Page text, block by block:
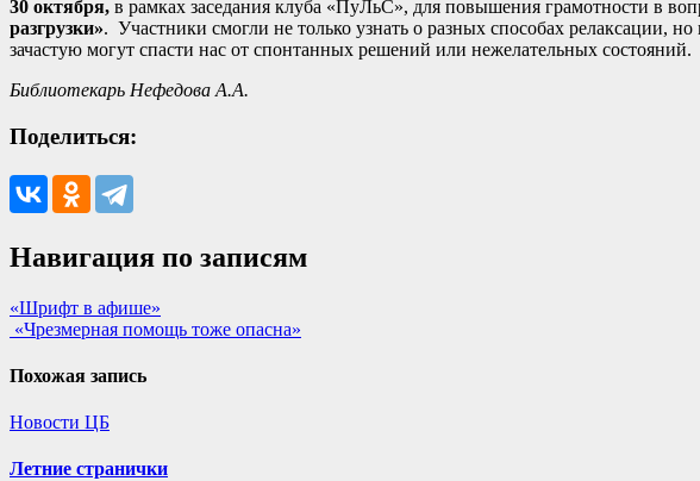
30 октября, в рамках заседания клуба «ПуЛьС», для повышения грамотности в
разгрузки». Участники смогли не только узнать о разных способах релаксации,
зачастую могут спасти нас от спонтанных решений или нежелательных состояний.
Библиотекарь Нефедова А.А.
Поделиться:
Навигация по записям
«Шрифт в афише»
«Чрезмерная помощь тоже опасна»
Похожая запись
Новости ЦБ
Летние странички